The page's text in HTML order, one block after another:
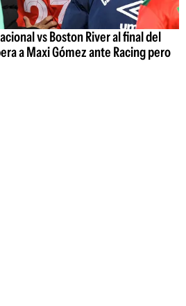
vs Boston River al final del
a Maxi Gómez ante Racing pero